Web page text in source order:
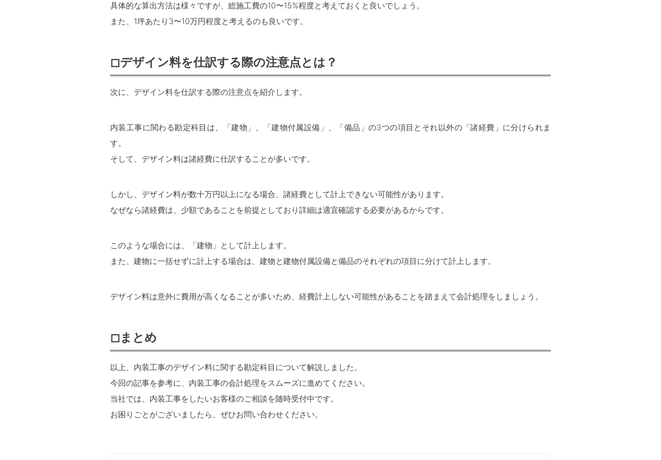
具体的な算出方法は様々ですが、総施工費の10〜15%程度と考えておくと良いでしょう。
また、1坪あたり3〜10万円程度と考えるのも良いです。
◻︎デザイン料を仕訳する際の注意点とは？
次に、デザイン料を仕訳する際の注意点を紹介します。
内装工事に関わる勘定科目は、「建物」、「建物付属設備」、「備品」の3つの項目とそれ以外の「諸経費」に分けられま
す。
そして、デザイン料は諸経費に仕訳することが多いです。
しかし、デザイン料が数十万円以上になる場合、諸経費として計上できない可能性があります。
なぜなら諸経費は、少額であることを前提としており詳細は適宜確認する必要があるからです。
このような場合には、「建物」として計上します。
また、建物に一括せずに計上する場合は、建物と建物付属設備と備品のそれぞれの項目に分けて計上します。
デザイン料は意外に費用が高くなることが多いため、経費計上しない可能性があることを踏まえて会計処理をしましょう。
◻︎まとめ
以上、内装工事のデザイン料に関する勘定科目について解説しました。
今回の記事を参考に、内装工事の会計処理をスムーズに進めてください。
当社では、内装工事をしたいお客様のご相談を随時受付中です。
お困りごとがございましたら、ぜひお問い合わせください。